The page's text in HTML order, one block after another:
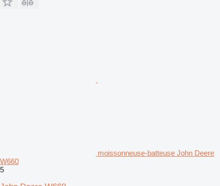
moissonneuse-batteuse John Deere
W660
5